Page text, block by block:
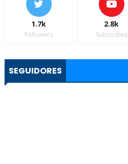
1.7k
Followers
2.8k
Subscribes
SEGUIDORES